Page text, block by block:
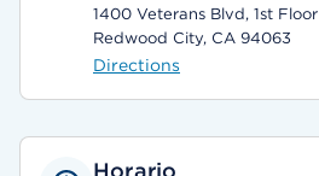
1400 Veterans Blvd, 1st Floor
Redwood City, CA 94063
Directions
Horario